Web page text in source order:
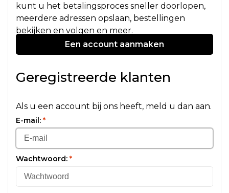
kunt u het betalingsproces sneller doorlopen,
meerdere adressen opslaan, bestellingen
bekijken en volgen en meer.
Een account aanmaken
Geregistreerde klanten
Als u een account bij ons heeft, meld u dan aan.
E-mail: *
Wachtwoord: *